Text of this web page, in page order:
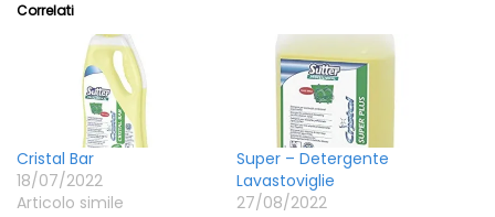
Correlati
Cristal Bar
18/07/2022
Articolo simile
Super – Detergente
Lavastoviglie
27/08/2022